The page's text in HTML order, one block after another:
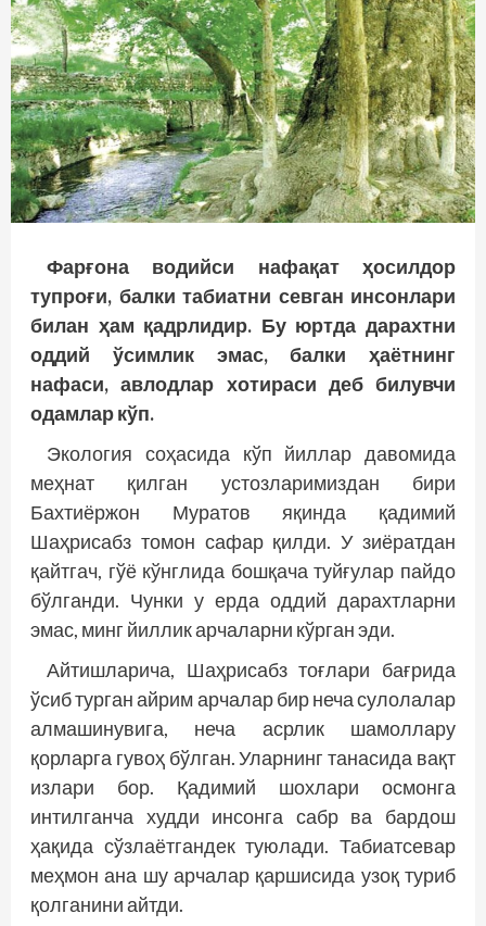
Фарғона водийси нафақат ҳосилдор
тупроғи, балки табиатни севган инсонлари
билан ҳам қадрлидир. Бу юртда дарахтни
оддий ўсимлик эмас, балки ҳаётнинг
нафаси, авлодлар хотираси деб билувчи
одамлар кўп.
Экология соҳасида кўп йиллар давомида
меҳнат қилган устозларимиздан бири
Бахтиёржон Муратов яқинда қадимий
Шаҳрисабз томон сафар қилди. У зиёратдан
қайтгач, гўё кўнглида бошқача туйғулар пайдо
бўлганди. Чунки у ерда оддий дарахтларни
эмас, минг йиллик арчаларни кўрган эди.
Айтишларича, Шаҳрисабз тоғлари бағрида
ўсиб турган айрим арчалар бир неча сулолалар
алмашинувига, неча асрлик шамоллару
қорларга гувоҳ бўлган. Уларнинг танасида вақт
излари бор. Қадимий шохлари осмонга
интилганча худди инсонга сабр ва бардош
ҳақида сўзлаётгандек туюлади. Табиатсевар
меҳмон ана шу арчалар қаршисида узоқ туриб
қолганини айтди.